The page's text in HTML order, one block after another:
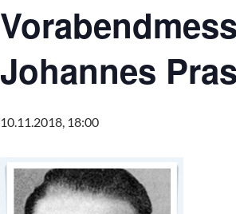
Johannes
10.11.2018, 18:00